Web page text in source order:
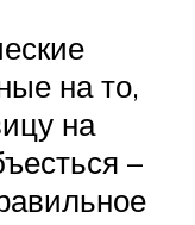
на то,
на
–